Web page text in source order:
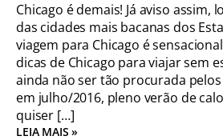
Chicago é demais! Já aviso assim,
das cidades mais bacanas dos
viagem para Chicago é
dicas de Chicago para viajar sem
ainda não ser tão procurada
em julho/2016, pleno verão de
quiser […]
LEIA MAIS »